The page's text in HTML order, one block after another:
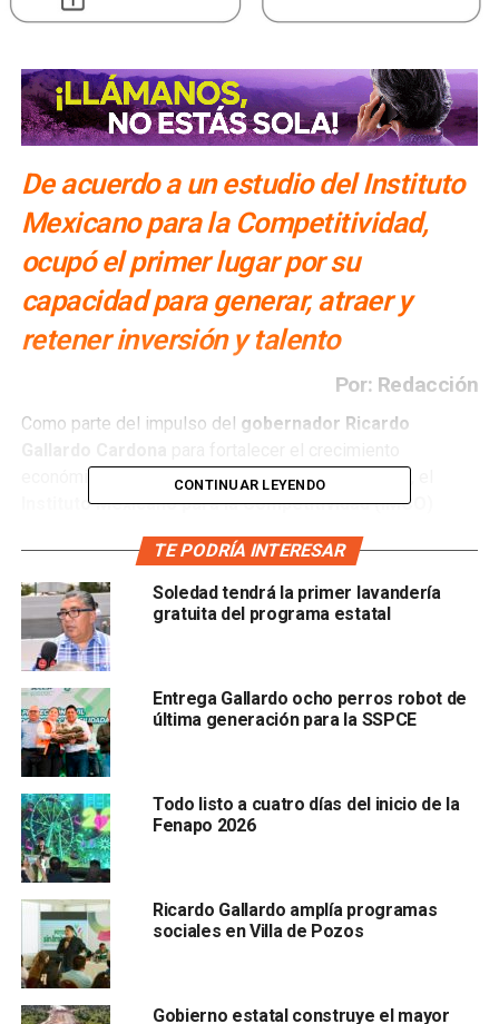
De acuerdo a un estudio del Instituto
Mexicano para la Competitividad,
ocupó el primer lugar por su
capacidad para generar, atraer y
retener inversión y talento
Por: Redacción
Como parte del impulso del gobernador Ricardo
económico y la competitividad de San Luis Potosí, el
Instituto Mexicano para la Competitividad (IMCO)
posicionados de la regiónnoreste del país,junto con
Coahuila, Nuevo León y Tamaulipas, por su desempeño
para generar, atraer y retener talento e inversión.
De acuerdo con
región noreste fue clasificada con
indicadores de alta y
muy alta competitividad entre las seis regiones del
país, destacando que el perfil competitivo de estas
entidades representa la base para su desarrollo, ya que la
inversión en corredores produce derramas
productivas
CONTINUAR LEYENDO
TE PODRÍA INTERESAR
Soledad tendrá la primer lavandería
gratuita del programa estatal
Entrega Gallardo ocho perros robot de
última generación para la SSPCE
Todo listo a cuatro días del inicio de la
Fenapo 2026
Ricardo Gallardo amplía programas
sociales en Villa de Pozos
Gobierno estatal construye el mayor